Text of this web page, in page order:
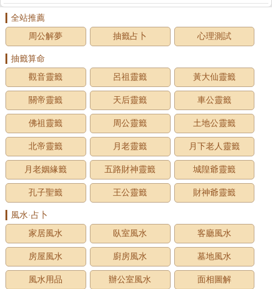
全站推薦
周公解夢
抽籤占卜 心理測試
抽籤算命
觀音靈籤
呂祖靈籤 黃大仙靈籤
關帝靈籤 天后靈籤 車公靈籤
佛祖靈籤 周公靈籤 土地公靈籤
北帝靈籤 月老靈籤 月下老人靈籤
月老姻緣籤 五路財神靈籤 城隍爺靈籤
孔子聖籤 王公靈籤 財神爺靈籤
風水·占卜
家居風水
臥室風水 客廳風水
房屋風水 廚房風水 墓地風水
風水用品 辦公室風水 面相圖解